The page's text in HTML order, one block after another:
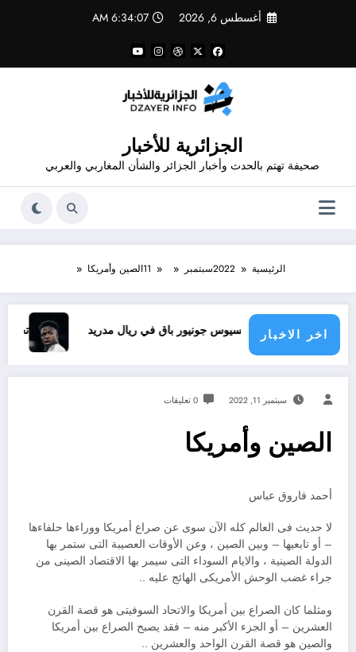
أغسطس 6, 2026 6:34:07 AM
الجزائرية للأخبار
صحيفة تهتم بالحدث وأخبار الجزائر والشأن المغاربي والعربي
الرئيسية 2022سبتمبر 11الصين وأمريكا
اخر الاخبار
فينيسيوس جونيور باق في ريال مدريد تجديد عقد
سبتمبر 11, 2022 0 تعليقات
الصين وأمريكا
أحمد فاروق عباس
لا حديث فى العالم كله الآن سوى عن صراع أمريكا ووراءها حلفاءها
– أو تابعيها – وبين الصين ، وعن الأوقات العصيبة التى ستمر بها
الدولة الصينية ، والايام السوداء التى سيمر بها الاقتصاد الصينى من
جراء غضب الوحش الأمريكى الهائج عليه ..
ومثلما كان الصراع بين أمريكا والاتحاد السوفيتى هو قصة القرن
العشرين – أو الجزء الأكبر منه – فقد يصبح الصراع بين أمريكا
والصين هو قصة القرن الواحد والعشرين ..